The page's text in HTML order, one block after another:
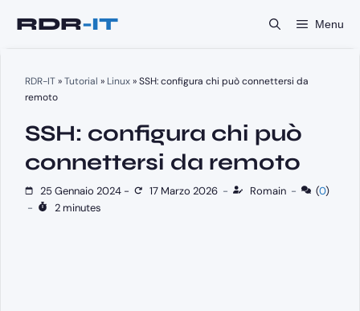
Menu
RDR-IT»Tutorial » Linux»SSH: configura chi può connettersi da
remoto
SSH: configura chi può
connettersi da remoto
25 Gennaio 2024 - 17 Marzo 2026 - Romain - (0)
-
2 minutes